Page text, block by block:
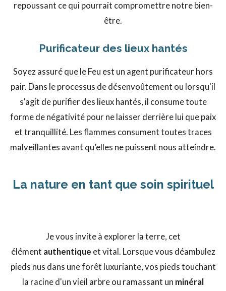
repoussant ce qui pourrait compromettre notre bien-
être.
Purificateur des lieux hantés
Soyez assuré que le Feu est un agent purificateur hors
pair. Dans le processus de désenvoûtement ou lorsqu'il
s'agit de purifier des lieux hantés, il consume toute
forme de négativité pour ne laisser derrière lui que paix
et tranquillité. Les flammes consument toutes traces
malveillantes avant qu’elles ne puissent nous atteindre.
La nature en tant que soin spirituel
Je vous invite à explorer la terre, cet
élément authentique et vital. Lorsque vous déambulez
pieds nus dans une forêt luxuriante, vos pieds touchant
la racine d'un vieil arbre ou ramassant un minéral